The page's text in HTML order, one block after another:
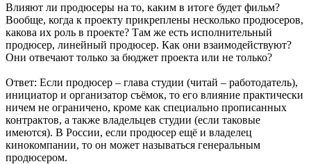
Влияют ли продюсеры на то, каким в итоге будет фильм?
Вообще, когда к проекту прикреплены несколько продюсеров,
какова их роль в проекте? Там же есть исполнительный
продюсер, линейный продюсер. Как они взаимодействуют?
Они отвечают только за бюджет проекта или не только?
Ответ: Если продюсер – глава студии (читай – работодатель),
инициатор и организатор съёмок, то его влияние практически
ничем не ограничено, кроме как специально прописанных
контрактов, а также владельцев студии (если таковые
имеются). В России, если продюсер ещё и владелец
кинокомпании, то он может называться генеральным
продюсером.